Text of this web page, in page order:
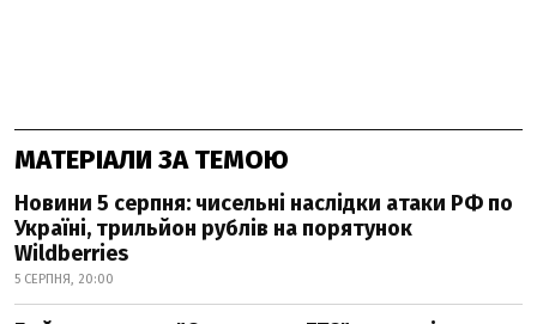
МАТЕРІАЛИ ЗА ТЕМОЮ
Новини 5 серпня: чисельні наслідки атаки РФ по
Україні, трильйон рублів на порятунок
Wildberries
5 СЕРПНЯ, 20:00